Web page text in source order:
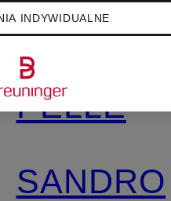
RINO &
PELLE
SANDRO
INDYWIDUALNE